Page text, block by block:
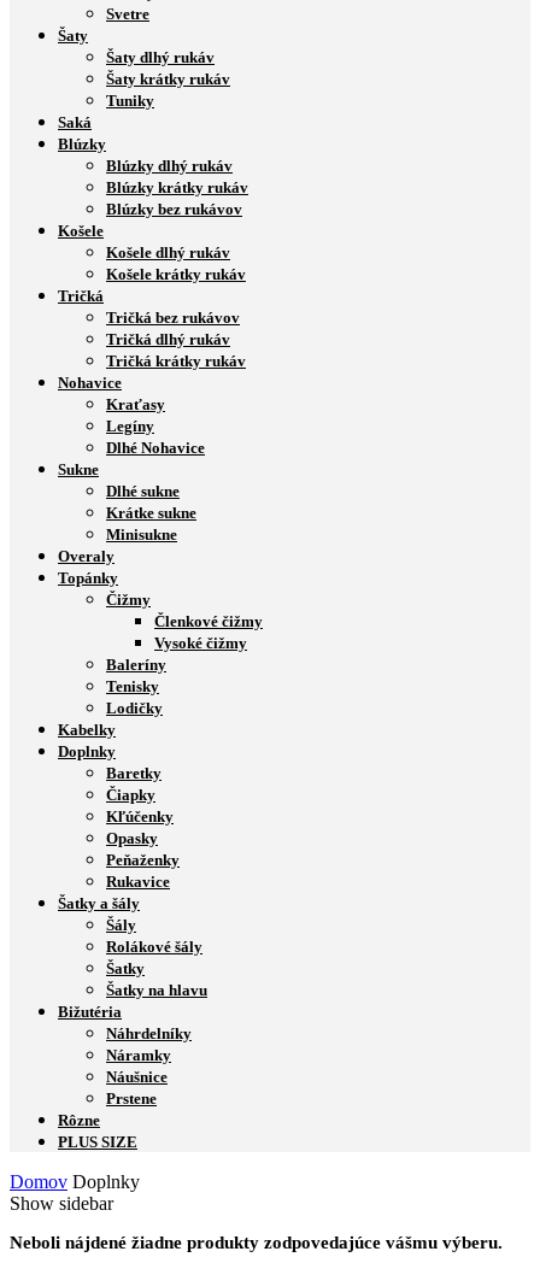
Svetre
Šaty
Šaty dlhý rukáv
Šaty krátky rukáv
Tuniky
Saká
Blúzky
Blúzky dlhý rukáv
Blúzky krátky rukáv
Blúzky bez rukávov
Košele
Košele dlhý rukáv
Košele krátky rukáv
Tričká
Tričká bez rukávov
Tričká dlhý rukáv
Tričká krátky rukáv
Nohavice
Kraťasy
Legíny
Dlhé Nohavice
Sukne
Dlhé sukne
Krátke sukne
Minisukne
Overaly
Topánky
Čižmy
Členkové čižmy
Vysoké čižmy
Baleríny
Tenisky
Lodičky
Kabelky
Doplnky
Baretky
Čiapky
Kľúčenky
Opasky
Peňaženky
Rukavice
Šatky a šály
Šály
Rolákové šály
Šatky
Šatky na hlavu
Bižutéria
Náhrdelníky
Náramky
Náušnice
Prstene
Rôzne
PLUS SIZE
Domov Doplnky
Show sidebar
Neboli nájdené žiadne produkty zodpovedajúce vášmu výberu.